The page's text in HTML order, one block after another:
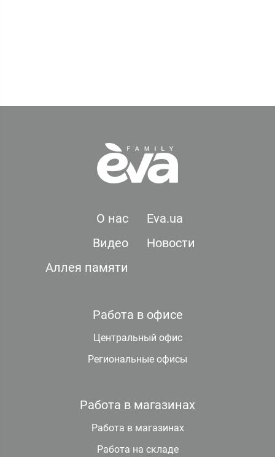
О нас
Eva.ua
Видео
Новости
Аллея памяти
Работа в офисе
Центральный офис
Региональные офисы
Работа в магазинах
Работа в магазинах
Работа на складе